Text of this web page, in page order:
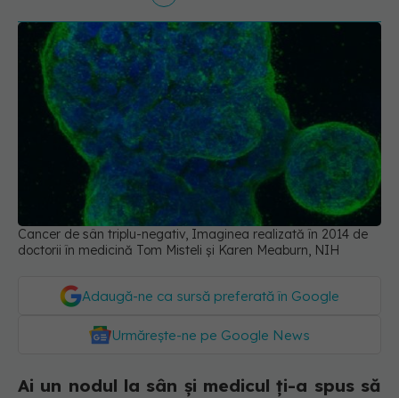
Cancer de sân triplu-negativ, Imaginea realizată în 2014 de
doctorii în medicină Tom Misteli și Karen Meaburn, NIH
Adaugă-ne ca sursă preferată în Google
Urmărește-ne pe Google News
Ai un nodul la sân și medicul ți-a spus să